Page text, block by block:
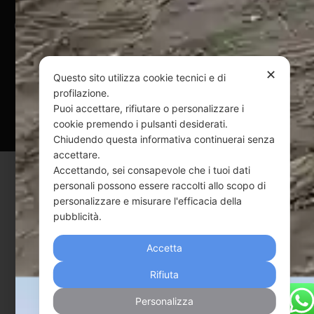
@ Copyright 2024 Webpesca è un brand Intent di Federico
Andrenacci P.Iva 01917920678
Via G. Galilei n. 2 – 64018 Tortoreto TE | REA TE-168019 |
Mail:
info@webpesca.it| Pec:federicoandrenacci@pec.it
Questo sito è protetto da Google reCAPTCHA
v3,
Privacy PolicyeTerms of Servicedi Google.
✕
Questo sito utilizza cookie tecnici e di
profilazione.
Puoi accettare, rifiutare o personalizzare i
cookie premendo i pulsanti desiderati.
Chiudendo questa informativa continuerai senza
accettare.
Accettando, sei consapevole che i tuoi dati
personali possono essere raccolti allo scopo di
personalizzare e misurare l'efficacia della
pubblicità.
Accetta
Rifiuta
Personalizza